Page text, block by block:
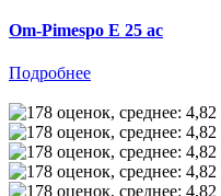
Om-Pimespo E 25 ac
Подробнее